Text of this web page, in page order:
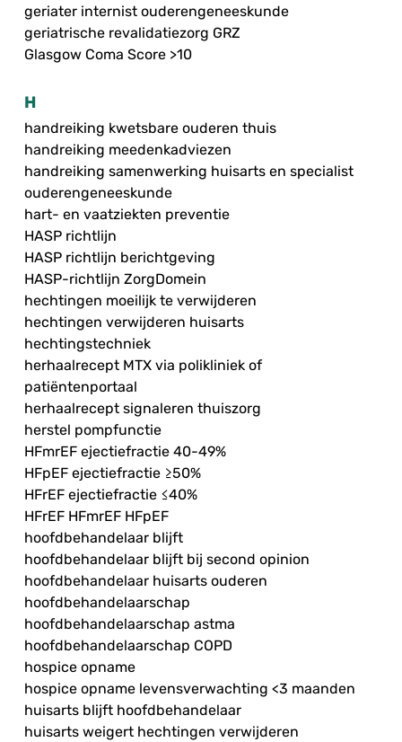
geriater internist ouderengeneeskunde
geriatrische revalidatiezorg GRZ
Glasgow Coma Score >10
H
handreiking kwetsbare ouderen thuis
handreiking meedenkadviezen
handreiking samenwerking huisarts en specialist
ouderengeneeskunde
hart- en vaatziekten preventie
HASP richtlijn
HASP richtlijn berichtgeving
HASP-richtlijn ZorgDomein
hechtingen moeilijk te verwijderen
hechtingen verwijderen huisarts
hechtingstechniek
herhaalrecept MTX via polikliniek of
patiëntenportaal
herhaalrecept signaleren thuiszorg
herstel pompfunctie
HFmrEF ejectiefractie 40-49%
HFpEF ejectiefractie ≥50%
HFrEF ejectiefractie ≤40%
HFrEF HFmrEF HFpEF
hoofdbehandelaar blijft
hoofdbehandelaar blijft bij second opinion
hoofdbehandelaar huisarts ouderen
hoofdbehandelaarschap
hoofdbehandelaarschap astma
hoofdbehandelaarschap COPD
hospice opname
hospice opname levensverwachting <3 maanden
huisarts blijft hoofdbehandelaar
huisarts weigert hechtingen verwijderen